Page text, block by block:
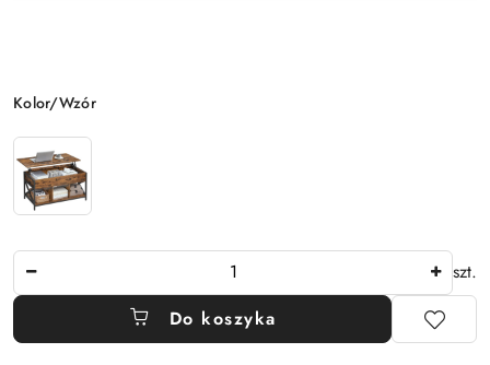
Wariant
Kolor/Wzór
szt.
Do koszyka